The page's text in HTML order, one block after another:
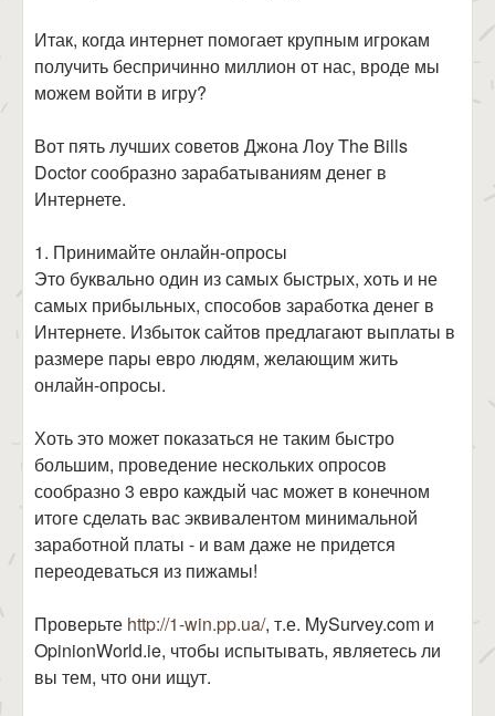
Итак, когда интернет помогает крупным игрокам
получить беспричинно миллион от нас, вроде мы
можем войти в игру?
Вот пять лучших советов Джона Лоу The Bills
Doctor сообразно зарабатываниям денег в
Интернете.
1. Принимайте онлайн-опросы
Это буквально один из самых быстрых, хоть и не
самых прибыльных, способов заработка денег в
Интернете. Избыток сайтов предлагают выплаты в
размере пары евро людям, желающим жить
онлайн-опросы.
Хоть это может показаться не таким быстро
большим, проведение нескольких опросов
сообразно 3 евро каждый час может в конечном
итоге сделать вас эквивалентом минимальной
заработной платы - и вам даже не придется
переодеваться из пижамы!
Проверьте http://1-win.pp.ua/, т.е. MySurvey.com и
OpinionWorld.ie, чтобы испытывать, являетесь ли
вы тем, что они ищут.